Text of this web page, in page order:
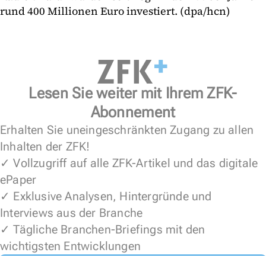
rund 400 Millionen Euro investiert. (dpa/hcn)
Lesen Sie weiter mit Ihrem ZFK-
Abonnement
Erhalten Sie uneingeschränkten Zugang zu allen
Inhalten der ZFK!
✓ Vollzugriff auf alle ZFK-Artikel und das digitale
ePaper
✓ Exklusive Analysen, Hintergründe und
Interviews aus der Branche
✓ Tägliche Branchen-Briefings mit den
wichtigsten Entwicklungen